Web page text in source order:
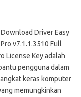
Download Driver Easy
Pro v7.1.1.3510 Full
License Key adalah
pengguna dalam
keras komputer
memungkinkan